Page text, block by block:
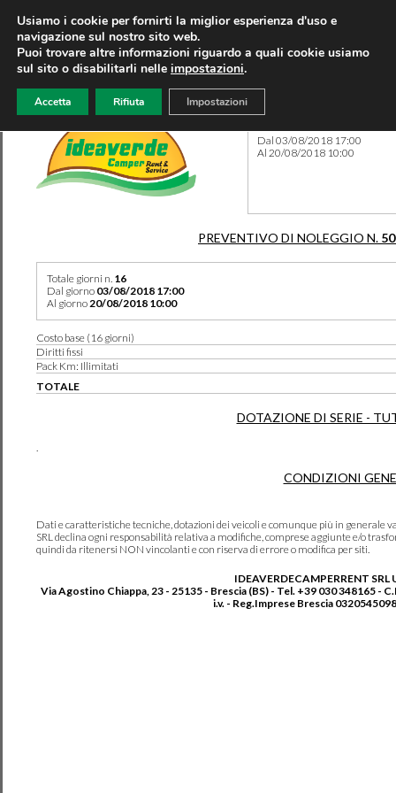
Dal 03/08/2018 17:00
Al 20/08/2018 10:00
PREVENTIVO DI NOLEGGIO N.
Totale giorni n. 16
Dal giorno 03/08/2018 17:00
Al giorno20/08/2018 10:00
Costo base (16 giorni)
Diritti fissi
Pack Km: Illimitati
TOTALE
DOTAZIONE DI SERIE -
.
CONDIZIONI
Dati e caratteristiche tecniche, dotazioni dei veicoli e comunque più in generale
SRL declina ogni responsabilità relativa a modifiche, comprese aggiunte e/o
quindi da ritenersi NON vincolanti e con riserva di errore o modifica per siti.
IDEAVERDECAMPERRENT SRL
Via Agostino Chiappa, 23 - 25135 - Brescia (BS) - Tel. +39 030 348165 -
i.v. - Reg.Imprese Brescia
Usiamo i cookie per fornirti la miglior esperienza d'uso e
navigazione sul nostro sito web.
Puoi trovare altre informazioni riguardo a quali cookie usiamo
sul sito o disabilitarli nelle impostazioni.
Accetta Rifiuta Impostazioni